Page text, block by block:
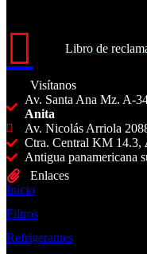
Libro de
Visítanos
Av. Santa Ana Mz. A-
Anita
Av. Nicolás Arriola
Ctra. Central KM 14.3,
Antigua panamericana
Enlaces
Inicio
Filtros
Refrigerantes